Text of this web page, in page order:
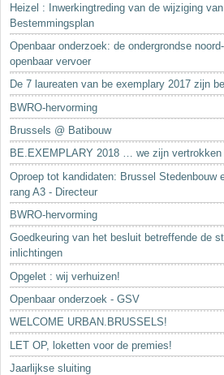
Heizel : Inwerkingtreding van de wijziging
Bestemmingsplan
Openbaar onderzoek: de ondergrondse
openbaar vervoer
De 7 laureaten van be exemplary 2017 zijn
BWRO-hervorming
Brussels @ Batibouw
BE.EXEMPLARY 2018 … we zijn vertrokken
Oproep tot kandidaten: Brussel Stedenbouw
rang A3 - Directeur
BWRO-hervorming
Goedkeuring van het besluit betreffende de
inlichtingen
Opgelet : wij verhuizen!
Openbaar onderzoek - GSV
WELCOME URBAN.BRUSSELS!
LET OP, loketten voor de premies!
Jaarlijkse sluiting